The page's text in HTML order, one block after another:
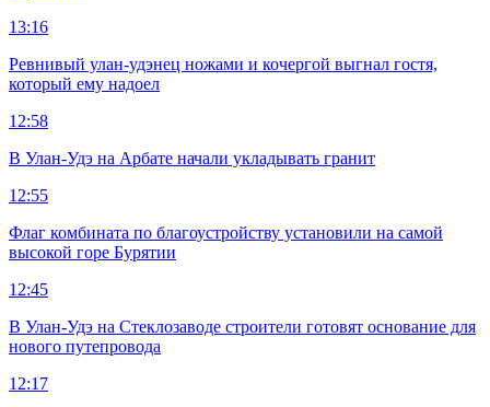
13:16
Ревнивый улан-удэнец ножами и кочергой выгнал гостя,
который ему надоел
12:58
В Улан-Удэ на Арбате начали укладывать гранит
12:55
Флаг комбината по благоустройству установили на самой
высокой горе Бурятии
12:45
В Улан-Удэ на Стеклозаводе строители готовят основание для
нового путепровода
12:17